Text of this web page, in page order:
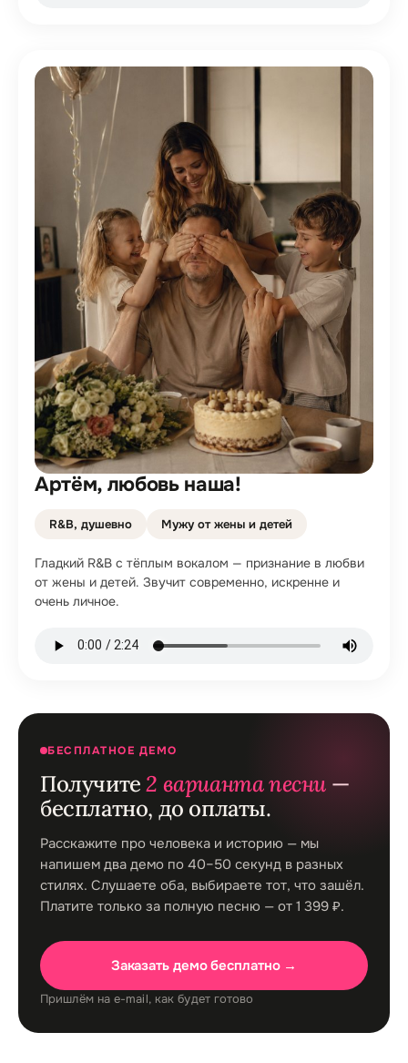
Артём, любовь наша!
R&B, душевно Мужу от жены и детей
Гладкий R&B с тёплым вокалом — признание в любви
от жены и детей. Звучит современно, искренне и
очень личное.
БЕСПЛАТНОЕ ДЕМО
Получите2 варианта песни —
бесплатно, до оплаты.
Расскажите про человека и историю — мы
напишем два демо по 40–50 секунд в разных
стилях. Слушаете оба, выбираете тот, что зашёл.
Платите только за полную песню — от 1 399 ₽.
Заказать демо бесплатно →
Пришлём на e-mail, как будет готово